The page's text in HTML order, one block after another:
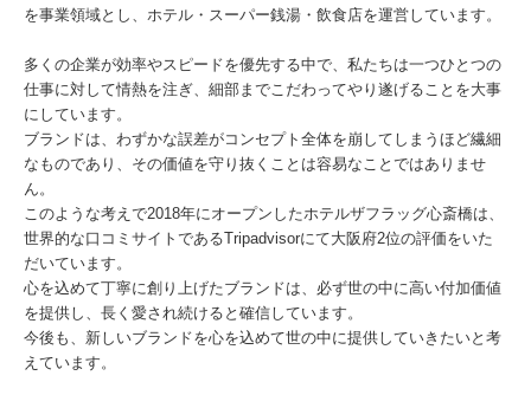
を事業領域とし、ホテル・スーパー銭湯・飲食店を運営しています。
多くの企業が効率やスピードを優先する中で、私たちは一つひとつの
仕事に対して情熱を注ぎ、細部までこだわってやり遂げることを大事
にしています。
ブランドは、わずかな誤差がコンセプト全体を崩してしまうほど繊細
なものであり、その価値を守り抜くことは容易なことではありませ
ん。
このような考えで2018年にオープンしたホテルザフラッグ心斎橋は、
世界的な口コミサイトであるTripadvisorにて大阪府2位の評価をいた
だいています。
心を込めて丁寧に創り上げたブランドは、必ず世の中に高い付加価値
を提供し、長く愛され続けると確信しています。
今後も、新しいブランドを心を込めて世の中に提供していきたいと考
えています。